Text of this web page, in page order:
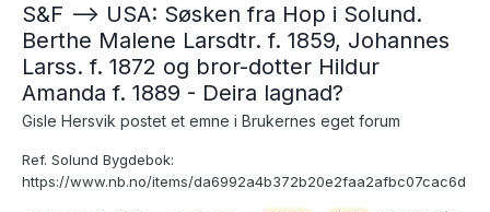
S&F --> USA: Søsken fra Hop i Solund.
Berthe Malene Larsdtr. f. 1859, Johannes
Larss. f. 1872 og bror-dotter Hildur
Amanda f. 1889 - Deira lagnad?
Gisle Hersvik postet et emne i Brukernes eget forum
Ref. Solund Bygdebok:
https://www.nb.no/items/da6992a4b372b20e2faa2afbc07cac6d